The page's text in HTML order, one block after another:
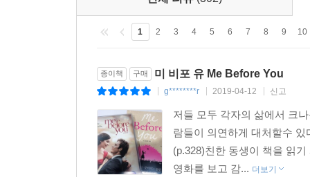
답답한 얼굴로 자기 팔을 내려다보았다. “이 뒤
요. 천천히.”
“미안해요. 대체……. 어떻게 된 건지 모르겠어요.”
“폐소공포증 있어요?” 내 얼굴에서 겨우 몇 센티
나는 눈을 꼭 감았다. “이제 가고 싶어요.”
“내 손 꼭 잡아요. 우리 밖으로 나갑시다.”
몇 분도 안 되어 그는 나를 데리고 나왔다.
그것은 바로 남자가 모든 정성과 시간을 쏟아 자
그녀는 다시 한 번 그의 눈을 들여다보기 시작했
모습을. 그리고, 그 비밀 속으로 용감하게 몸을 던
전 세계적 베스트셀러 『미 비포 유』 한국 출간
『미 비포 유』는 영국에서 입소문만으로 최고
2013년 베스트셀러 1위를 차지한 책이다. 스웨덴
바람도 MGM사를 통해 곧 이루어질 예정이다.
가벼운 문체를 그대로 유지하면서도 이토록 감
1 2 3 4 5 6 7 8 9 10
종이책 구매 미 비포 유 Me Before You
g********r 2019-04-12 신고
저들 모두 각자의 삶에서 크
람들이 의연하게 대처할수
(p.328)친한 동생이 책을 읽
영화를 보고 감... 더보기